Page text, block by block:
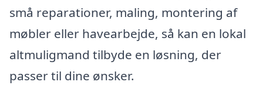
små reparationer, maling, montering af
møbler eller havearbejde, så kan en lokal
altmuligmand tilbyde en løsning, der
passer til dine ønsker.